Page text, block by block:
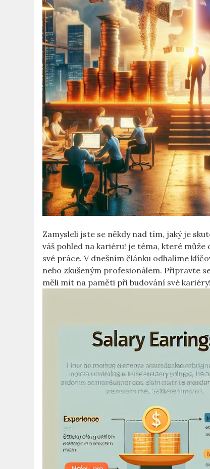
Zamysleli jste se někdy nad tím, jaký je
váš pohled na kariéru! je téma, které
své práce. V dnešním článku odhalíme
nebo zkušeným profesionálem. Připravte
měli mít na paměti při budování své kariéry!